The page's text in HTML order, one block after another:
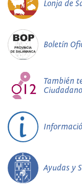
Lonja de
Boletín
También
Ciudadano
Ayudas y